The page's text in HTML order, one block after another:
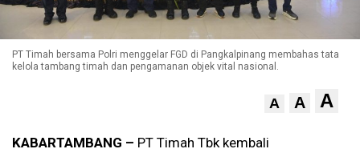
PT Timah bersama Polri menggelar FGD di Pangkalpinang membahas tata
kelola tambang timah dan pengamanan objek vital nasional.
A A A
KABARTAMBANG – PT Timah Tbk kembali